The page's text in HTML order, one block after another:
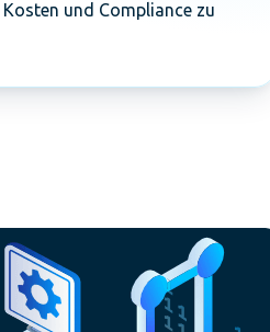
und Compliance zu